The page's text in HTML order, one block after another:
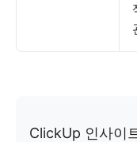
ClickUp 인사이